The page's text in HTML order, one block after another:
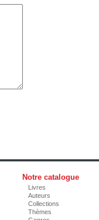
Notre catalogue
Livres
Auteurs
Collections
Thèmes